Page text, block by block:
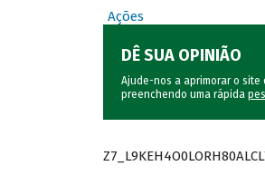
Ações
DÊ SUA OPINIÃO
Ajude-nos a aprimorar o site
preenchendo uma rápida